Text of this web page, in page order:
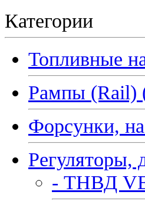
Категории
Топливные
Рампы (Rail)
Форсунки,
Регуляторы,
- ТНВД